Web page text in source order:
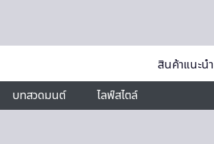
สินค้าแนะนำ
บทสวดมนต์ ไลฟ์สไตล์